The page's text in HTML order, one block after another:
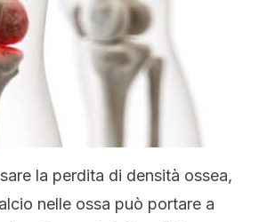
la perdita di densità ossea,
nelle ossa può portare a